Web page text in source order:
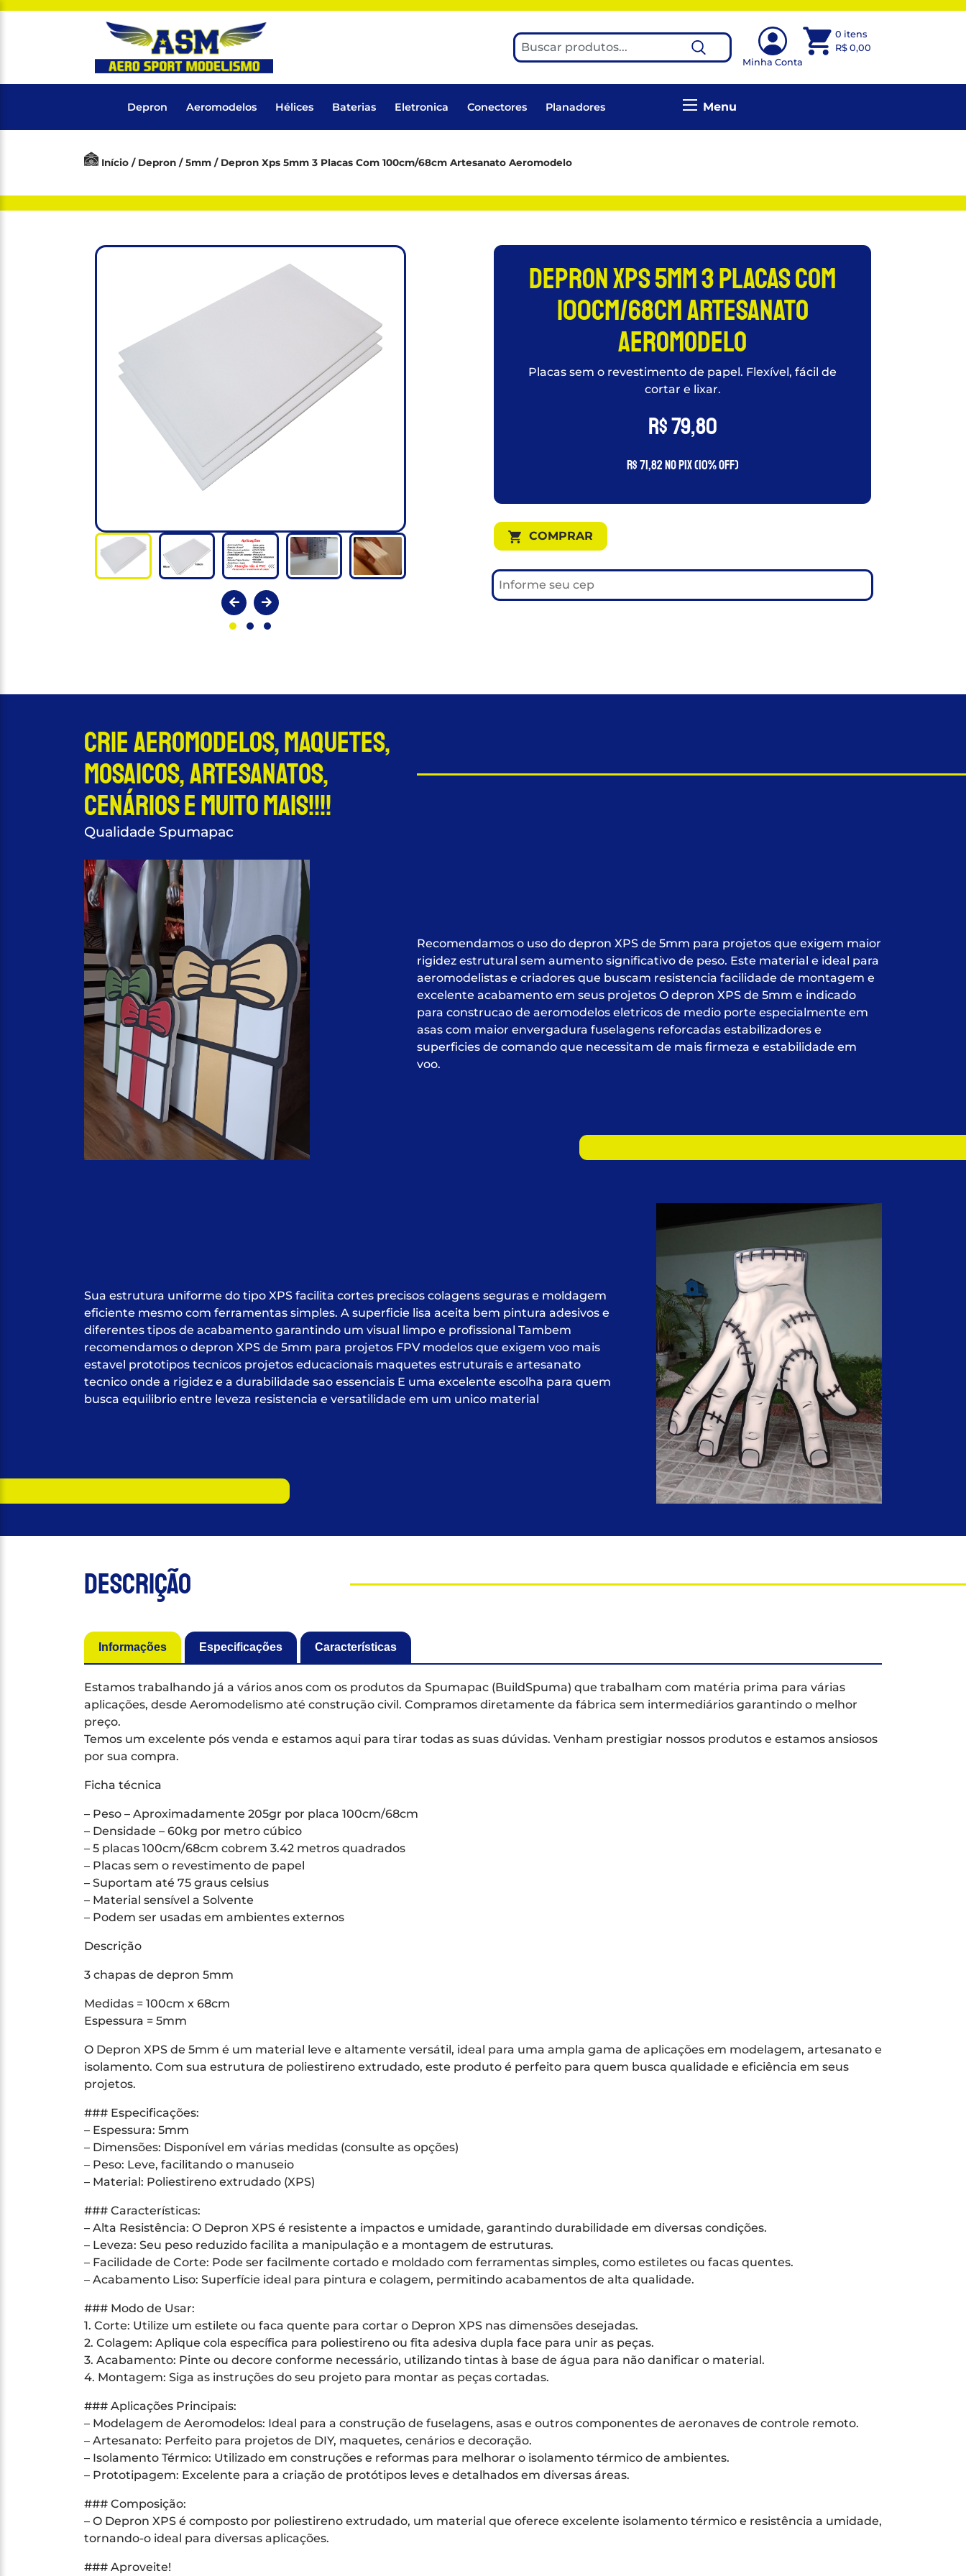
Minha Conta
0 itens
R$ 0,00
Depron Aeromodelos Hélices Baterias Eletronica Conectores Planadores Menu
Início / Depron /5mm / Depron Xps 5mm 3 Placas Com 100cm/68cm Artesanato Aeromodelo
Depron Xps 5mm 3 Placas Com
100cm/68cm Artesanato
Aeromodelo
Placas sem o revestimento de papel. Flexível, fácil de
cortar e lixar.
R$79,80
R$71,82no PIX (10% OFF)
COMPRAR
Crie aeromodelos, Maquetes,
Mosaicos, Artesanatos,
Cenários e muito mais!!!!
Qualidade Spumapac
Recomendamos o uso do depron XPS de 5mm para projetos que exigem maior
rigidez estrutural sem aumento significativo de peso. Este material e ideal para
aeromodelistas e criadores que buscam resistencia facilidade de montagem e
excelente acabamento em seus projetos O depron XPS de 5mm e indicado
para construcao de aeromodelos eletricos de medio porte especialmente em
asas com maior envergadura fuselagens reforcadas estabilizadores e
superficies de comando que necessitam de mais firmeza e estabilidade em
voo.
Sua estrutura uniforme do tipo XPS facilita cortes precisos colagens seguras e moldagem
eficiente mesmo com ferramentas simples. A superficie lisa aceita bem pintura adesivos e
diferentes tipos de acabamento garantindo um visual limpo e profissional Tambem
recomendamos o depron XPS de 5mm para projetos FPV modelos que exigem voo mais
estavel prototipos tecnicos projetos educacionais maquetes estruturais e artesanato
tecnico onde a rigidez e a durabilidade sao essenciais E uma excelente escolha para quem
busca equilibrio entre leveza resistencia e versatilidade em um unico material
Descrição
Informações Especificações Características
Estamos trabalhando já a vários anos com os produtos da Spumapac (BuildSpuma) que trabalham com matéria prima para várias
aplicações, desde Aeromodelismo até construção civil. Compramos diretamente da fábrica sem intermediários garantindo o melhor
preço.
Temos um excelente pós venda e estamos aqui para tirar todas as suas dúvidas. Venham prestigiar nossos produtos e estamos ansiosos
por sua compra.
Ficha técnica
– Peso – Aproximadamente 205gr por placa 100cm/68cm
– Densidade – 60kg por metro cúbico
– 5 placas 100cm/68cm cobrem 3.42 metros quadrados
– Placas sem o revestimento de papel
– Suportam até 75 graus celsius
– Material sensível a Solvente
– Podem ser usadas em ambientes externos
Descrição
3 chapas de depron 5mm
Medidas = 100cm x 68cm
Espessura = 5mm
O Depron XPS de 5mm é um material leve e altamente versátil, ideal para uma ampla gama de aplicações em modelagem, artesanato e
isolamento. Com sua estrutura de poliestireno extrudado, este produto é perfeito para quem busca qualidade e eficiência em seus
projetos.
### Especificações:
– Espessura: 5mm
– Dimensões: Disponível em várias medidas (consulte as opções)
– Peso: Leve, facilitando o manuseio
– Material: Poliestireno extrudado (XPS)
### Características:
– Alta Resistência: O Depron XPS é resistente a impactos e umidade, garantindo durabilidade em diversas condições.
– Leveza: Seu peso reduzido facilita a manipulação e a montagem de estruturas.
– Facilidade de Corte: Pode ser facilmente cortado e moldado com ferramentas simples, como estiletes ou facas quentes.
– Acabamento Liso: Superfície ideal para pintura e colagem, permitindo acabamentos de alta qualidade.
### Modo de Usar:
1. Corte: Utilize um estilete ou faca quente para cortar o Depron XPS nas dimensões desejadas.
2. Colagem: Aplique cola específica para poliestireno ou fita adesiva dupla face para unir as peças.
3. Acabamento: Pinte ou decore conforme necessário, utilizando tintas à base de água para não danificar o material.
4. Montagem: Siga as instruções do seu projeto para montar as peças cortadas.
### Aplicações Principais:
– Modelagem de Aeromodelos: Ideal para a construção de fuselagens, asas e outros componentes de aeronaves de controle remoto.
– Artesanato: Perfeito para projetos de DIY, maquetes, cenários e decoração.
– Isolamento Térmico: Utilizado em construções e reformas para melhorar o isolamento térmico de ambientes.
– Prototipagem: Excelente para a criação de protótipos leves e detalhados em diversas áreas.
### Composição:
– O Depron XPS é composto por poliestireno extrudado, um material que oferece excelente isolamento térmico e resistência a umidade,
tornando-o ideal para diversas aplicações.
### Aproveite!